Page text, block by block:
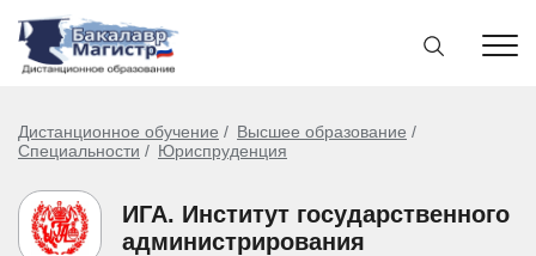
Дистанционное обучение
Высшее образование
Специальности
Юриспруденция
ИГА. Институт государственного
администрирования